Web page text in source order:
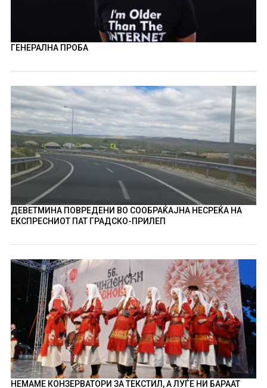
ГЕНЕРАЛНА ПРОБА
ДЕВЕТМИНА ПОВРЕДЕНИ ВО СООБРАЌАЈНА НЕСРЕЌА НА
ЕКСПРЕСНИОТ ПАТ ГРАДСКО-ПРИЛЕП
НЕМАМЕ КОНЗЕРВАТОРИ ЗА ТЕКСТИЛ, А ЛУЃЕ НИ БАРААТ